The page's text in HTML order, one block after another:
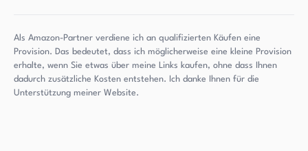
Als Amazon-Partner verdiene ich an qualifizierten Käufen eine
Provision. Das bedeutet, dass ich möglicherweise eine kleine Provision
erhalte, wenn Sie etwas über meine Links kaufen, ohne dass Ihnen
dadurch zusätzliche Kosten entstehen. Ich danke Ihnen für die
Unterstützung meiner Website.